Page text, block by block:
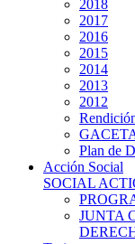
2018
2017
2016
2015
2014
2013
2012
Plan de
Acción Social
SOCIAL
JUNTA